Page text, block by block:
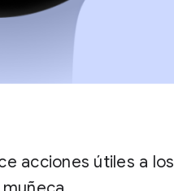
acciones útiles a los